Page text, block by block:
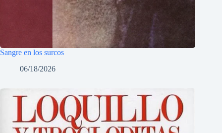
Sangre en los surcos
06/18/2026